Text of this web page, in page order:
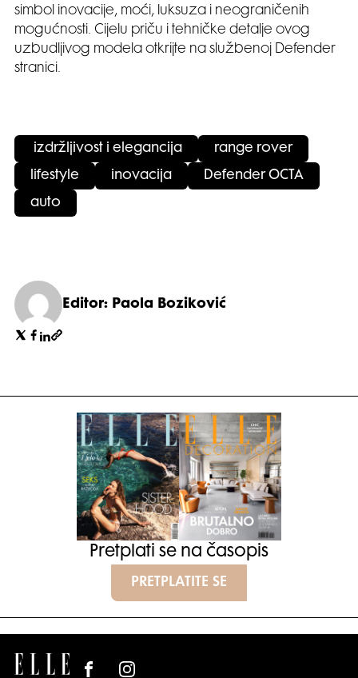
simbol inovacije, moći, luksuza i neograničenih
mogućnosti. Cijelu priču i tehničke detalje ovog
uzbudljivog modela otkrijte na službenoj Defender
stranici.
izdržljivost i elegancija range rover
lifestyle inovacija Defender OCTA
auto
Editor: Paola Boziković
Pretplati se na časopis
PRETPLATITE SE